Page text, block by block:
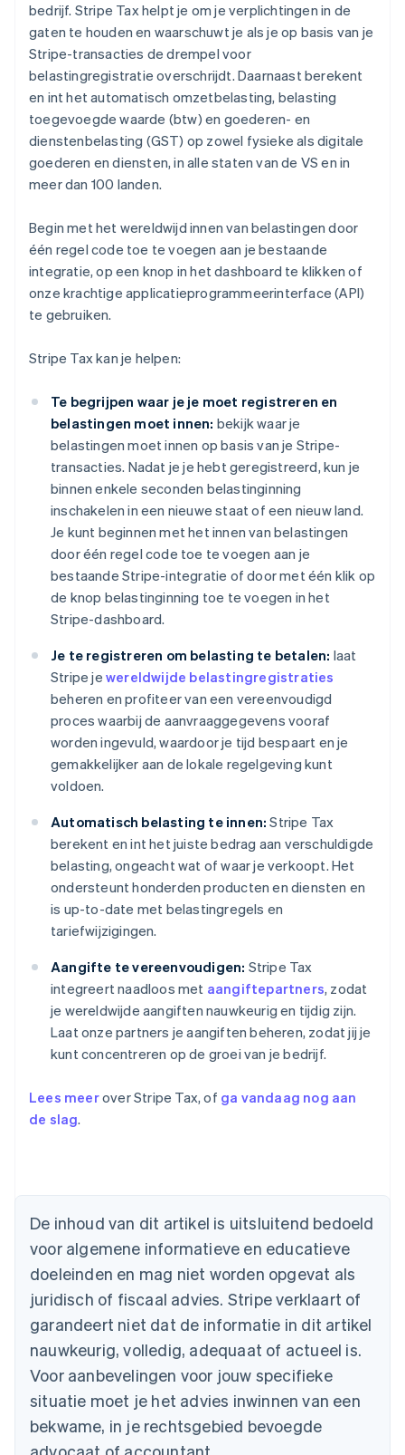
bedrijf. Stripe Tax helpt je om je verplichtingen in de
gaten te houden en waarschuwt je als je op basis van je
Stripe-transacties de drempel voor
belastingregistratie overschrijdt. Daarnaast berekent
en int het automatisch omzetbelasting, belasting
toegevoegde waarde (btw) en goederen- en
dienstenbelasting (GST) op zowel fysieke als digitale
goederen en diensten, in alle staten van de VS en in
meer dan 100 landen.
Begin met het wereldwijd innen van belastingen door
één regel code toe te voegen aan je bestaande
integratie, op een knop in het dashboard te klikken of
onze krachtige applicatieprogrammeerinterface (API)
te gebruiken.
Stripe Tax kan je helpen:
Te begrijpen waar je je moet registreren en
belastingen moet innen: bekijk waar je
belastingen moet innen op basis van je Stripe-
transacties. Nadat je je hebt geregistreerd, kun je
binnen enkele seconden belastinginning
inschakelen in een nieuwe staat of een nieuw land.
Je kunt beginnen met het innen van belastingen
door één regel code toe te voegen aan je
bestaande Stripe-integratie of door met één klik op
de knop belastinginning toe te voegen in het
Stripe-dashboard.
Je te registreren om belasting te betalen: laat
Stripe jewereldwijde belastingregistraties
beheren en profiteer van een vereenvoudigd
proces waarbij de aanvraaggegevens vooraf
worden ingevuld, waardoor je tijd bespaart en je
gemakkelijker aan de lokale regelgeving kunt
voldoen.
Automatisch belasting te innen: Stripe Tax
berekent en int het juiste bedrag aan verschuldigde
belasting, ongeacht wat of waar je verkoopt. Het
ondersteunt honderden producten en diensten en
is up-to-date met belastingregels en
tariefwijzigingen.
Aangifte te vereenvoudigen: Stripe Tax
integreert naadloos met aangiftepartners, zodat
je wereldwijde aangiften nauwkeurig en tijdig zijn.
Laat onze partners je aangiften beheren, zodat jij je
kunt concentreren op de groei van je bedrijf.
Lees meerover Stripe Tax, of ga vandaag nog aan
de slag.
De inhoud van dit artikel is uitsluitend bedoeld
voor algemene informatieve en educatieve
doeleinden en mag niet worden opgevat als
juridisch of fiscaal advies. Stripe verklaart of
garandeert niet dat de informatie in dit artikel
nauwkeurig, volledig, adequaat of actueel is.
Voor aanbevelingen voor jouw specifieke
situatie moet je het advies inwinnen van een
bekwame, in je rechtsgebied bevoegde
Australië
België
Nederlands FrançaisDeutschEnglish
Brazilië
Português English
Bulgarije
English
English Français
Cyprus
Denemarken